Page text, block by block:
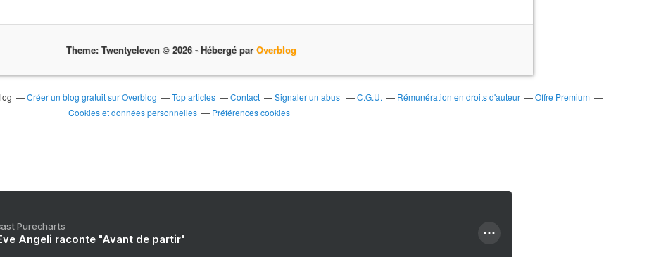
Theme: Twentyeleven © 2026 - Hébergé par Overblog
Créer un blog gratuit sur Overblog Top articles Contact Signaler un abus C.G.U. Rémunération en droits d'auteur
Offre Premium
Cookies et données personnelles
Préférences cookies
Purecharts
Angeli raconte "Avant de partir"